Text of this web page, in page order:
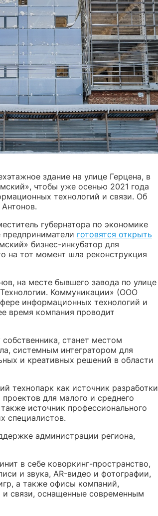
здание на улице Герцена, в
чтобы уже осенью 2021 года
технологий и связи. Об
губернатора по экономике
готовятся открыть
бизнес-инкубатор для
на тот момент шла реконструкция
на месте бывшего завода по улице
Коммуникации» (ООО
информационных технологий и
время компания проводит
станет местом
системным интегратором для
и креативных решений в области
технопарк как источник разработки
для малого и среднего
источник профессионального
специалистов.
администрации региона,
в себе коворкинг-пространство,
и звука, AR-видео и фотографии,
а также офисы компаний,
связи, оснащенные современным